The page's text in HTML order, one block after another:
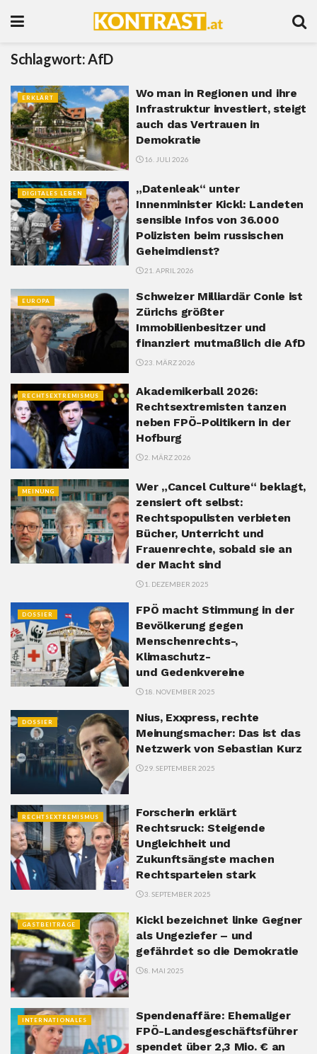
Schlagwort:AfD
ERKLÄRT
Wo man in Regionen und ihre
Infrastruktur investiert, steigt
auch das Vertrauen in
Demokratie
16. JULI 2026
DIGITALES LEBEN
„Datenleak“ unter
Innenminister Kickl: Landeten
sensible Infos von 36.000
Polizisten beim russischen
Geheimdienst?
21. APRIL 2026
EUROPA
Schweizer Milliardär Conle ist
Zürichs größter
Immobilienbesitzer und
finanziert mutmaßlich die AfD
23. MÄRZ 2026
RECHTSEXTREMISMUS
Akademikerball 2026:
Rechtsextremisten tanzen
neben FPÖ-Politikern in der
Hofburg
2. MÄRZ 2026
MEINUNG
Wer „Cancel Culture“ beklagt,
zensiert oft selbst:
Rechtspopulisten verbieten
Bücher, Unterricht und
Frauenrechte, sobald sie an
der Macht sind
1. DEZEMBER 2025
DOSSIER
FPÖ macht Stimmung in der
Bevölkerung gegen
Menschenrechts-,
Klimaschutz-
und Gedenkvereine
18. NOVEMBER 2025
DOSSIER
Nius, Exxpress, rechte
Meinungsmacher: Das ist das
Netzwerk von Sebastian Kurz
29. SEPTEMBER 2025
RECHTSEXTREMISMUS
Forscherin erklärt
Rechtsruck: Steigende
Ungleichheit und
Zukunftsängste machen
Rechtsparteien stark
3. SEPTEMBER 2025
GASTBEITRÄGE
Kickl bezeichnet linke Gegner
als Ungeziefer – und
gefährdet so die Demokratie
8. MAI 2025
INTERNATIONALES
Spendenaffäre: Ehemaliger
FPÖ-Landesgeschäftsführer
spendet über 2,3 Mio. € an